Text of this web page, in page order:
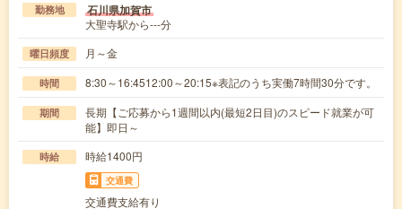
勤務地 石川県加賀市
大聖寺駅から---分
曜日頻度 月～金
時間 8:30～16:4512:00～20:15※表記のうち実働7時間30分です。
期間
長期【ご応募から1週間以内(最短2日目)のスピード就業が可
能】即日～
時給 時給1400円
交通費
交通費支給有り